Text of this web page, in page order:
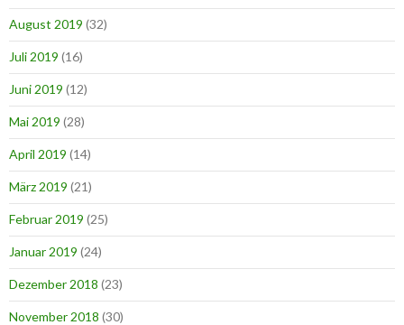
August 2019 (32)
Juli 2019 (16)
Juni 2019 (12)
Mai 2019 (28)
April 2019 (14)
März 2019 (21)
Februar 2019 (25)
Januar 2019 (24)
Dezember 2018 (23)
November 2018 (30)